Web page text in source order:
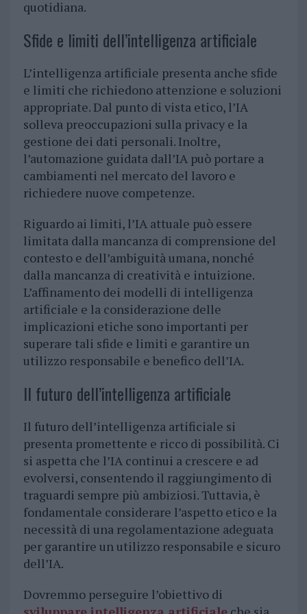
quotidiana.
Sfide e limiti dell’intelligenza artificiale
L’intelligenza artificiale presenta anche sfide
e limiti che richiedono attenzione e soluzioni
appropriate. Dal punto di vista etico, l’IA
solleva preoccupazioni sulla privacy e la
gestione dei dati personali. Inoltre,
l’automazione guidata dall’IA può portare a
cambiamenti nel mercato del lavoro e
richiedere nuove competenze.
Riguardo ai limiti, l’IA attuale può essere
limitata dalla mancanza di comprensione del
contesto e dell’ambiguità umana, nonché
dalla mancanza di creatività e intuizione.
L’affinamento dei modelli di intelligenza
artificiale e la considerazione delle
implicazioni etiche sono importanti per
superare tali sfide e limiti e garantire un
utilizzo responsabile e benefico dell’IA.
Il futuro dell’intelligenza artificiale
Il futuro dell’intelligenza artificiale si
presenta promettente e ricco di possibilità. Ci
si aspetta che l’IA continui a crescere e ad
evolversi, consentendo il raggiungimento di
traguardi sempre più ambiziosi. Tuttavia, è
fondamentale considerare l’aspetto etico e la
necessità di una regolamentazione adeguata
per garantire un utilizzo responsabile e sicuro
dell’IA.
Dovremmo perseguire l’obiettivo di